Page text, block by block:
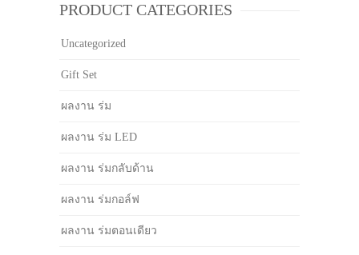
PRODUCT CATEGORIES
Uncategorized
Gift Set
ผลงาน ร่ม
ผลงาน ร่ม LED
ผลงาน ร่มกลับด้าน
ผลงาน ร่มกอล์ฟ
ผลงาน ร่มตอนเดียว